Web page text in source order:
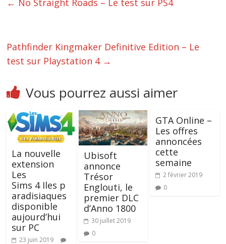
Pathfinder Kingmaker Definitive Edition – Le
test sur Playstation 4 →
Vous pourrez aussi aimer
La nouvelle
extension
Les
Sims 4 Iles p
aradisiaques
disponible
aujourd’hui
sur PC
23 juin 2019
Ubisoft
annonce
Trésor
Englouti, le
premier DLC
d’Anno 1800
30 juillet 2019
0
GTA Online –
Les offres
annoncées
cette
semaine
2 février 2019
0